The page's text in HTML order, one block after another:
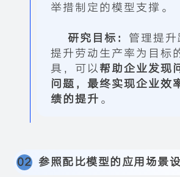
举措制定的模型支撑。
研究目标： 管理提升
提升劳动生产率为目标
具，可以帮助企业发现
问题，最终实现企业效
绩的提升 。
02 参照配比模型的应用场景